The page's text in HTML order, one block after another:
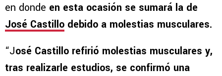
en donde en esta ocasión se sumará la de
José Castillo debido a molestias musculares.
“José Castillo refirió molestias musculares y,
tras realizarle estudios, se confirmó una